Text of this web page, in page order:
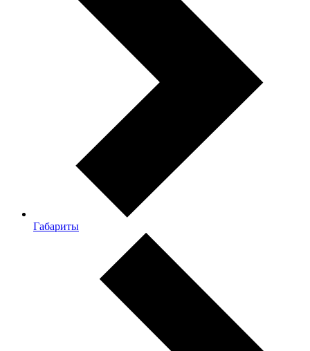
Габариты